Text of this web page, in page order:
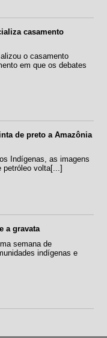
casamento
o casamento
em que os debates
de preto a Amazônia
Indígenas, as imagens
petróleo volta[...]
a gravata
semana de
indígenas e